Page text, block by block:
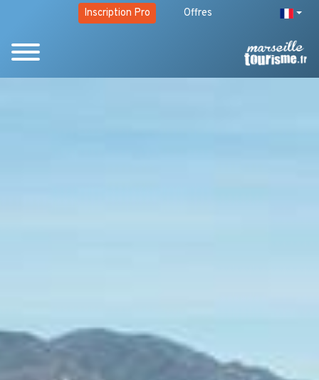
Inscription Pro Offres